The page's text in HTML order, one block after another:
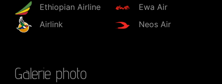
Ethiopian Airline
Ewa Air
Airlink
Neos Air
Galerie photo